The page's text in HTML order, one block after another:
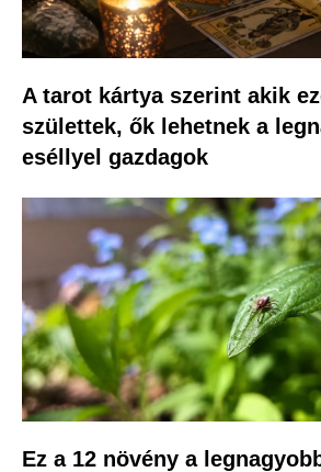
A tarot kártya szerint akik
születtek, ők lehetnek a
eséllyel gazdagok
Ez a 12 növény a